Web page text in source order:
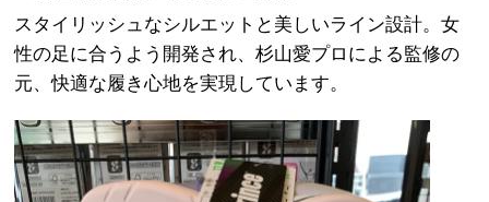
スタイリッシュなシルエットと美しいライン設計。女
性の足に合うよう開発され、杉山愛プロによる監修の
元、快適な履き心地を実現しています。